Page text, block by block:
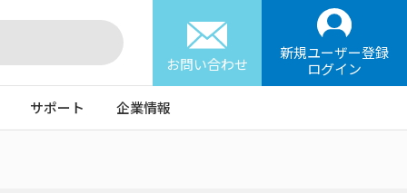
お問い合わせ
新規ユーザー登録
ログイン
サポート 企業情報